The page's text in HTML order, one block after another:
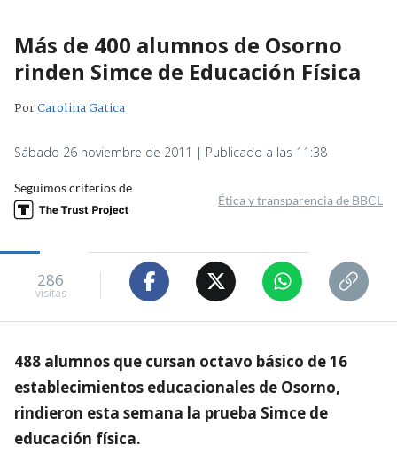
Más de 400 alumnos de Osorno
rinden Simce de Educación Física
PorCarolina Gatica
Sábado 26 noviembre de 2011 | Publicado a las 11:38
Seguimos criterios de
Ética y transparencia de BBCL
286
visitas
488 alumnos que cursan octavo básico de 16
establecimientos educacionales de Osorno,
rindieron esta semana la prueba Simce de
educación física.